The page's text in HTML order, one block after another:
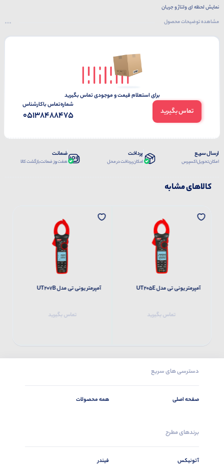
نمایش لحظه ای ولتاژ و جریان
دارای سیستم حفاظتی اضافه بار
مشاهده توضیحات محصول
برای استعلام قیمت و موجودی تماس بگیرید
تماس بگیرید
شماره‌تماس‌ با‌کارشناس
05138488475
ارسال سریع
امکان تحویل اکسپرس
پرداخت
امکان پرداخت در محل
ضمانت
هفت روز ضمانت بازگشت کالا
کالاهای مشابه
آمپرمتر یونی تی مدل UT205E
تماس بگیرید
آمپرمتر یونی تی مدل UT207B
تماس بگیرید
دسترسی های سریع
صفحه اصلی همه محصولات
برندهای مطرح
آتونیکس
فیندر